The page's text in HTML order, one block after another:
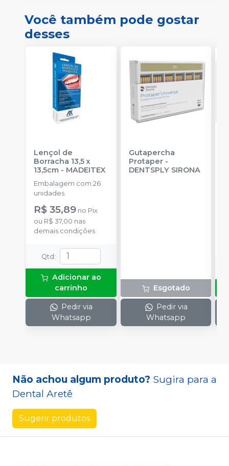
Você também pode gostar
desses
Lençol de
Borracha 13,5 x
13,5cm - MADEITEX
Embalagem com 26
unidades.
R$ 35,89 no Pix
ou R$ 37,00 nas
demais condições
Qtd:
Adicionar ao
carrinho
Pedir via
Whatsapp
Gutapercha
Protaper-
DENTSPLY SIRONA
Esgotado
Pedir via
Whatsapp
Não achou algum produto? Sugira para a
Dental Aretê
Sugerir produtos